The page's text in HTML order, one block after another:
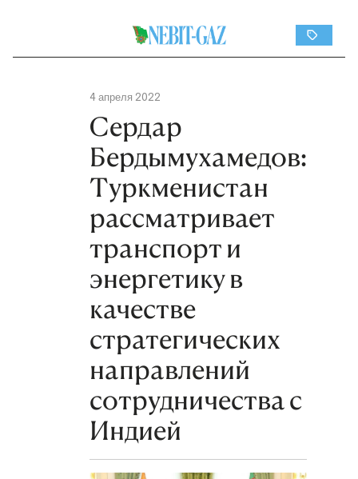
4 апреля 2022
Сердар
Бердымухамедов:
Туркменистан
рассматривает
транспорт и
энергетику в
качестве
стратегических
направлений
сотрудничества с
Индией